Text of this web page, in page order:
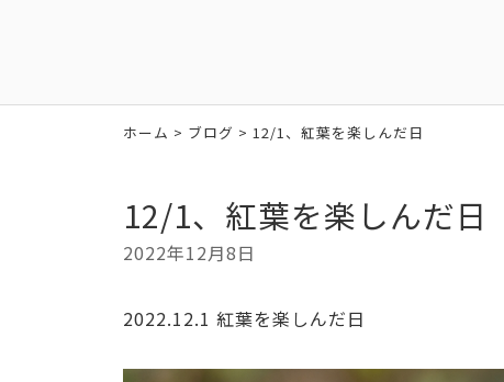
ホーム > ブログ > 12/1、紅葉を楽しんだ日
12/1、紅葉を楽しんだ日
2022年12月8日
2022.12.1 紅葉を楽しんだ日